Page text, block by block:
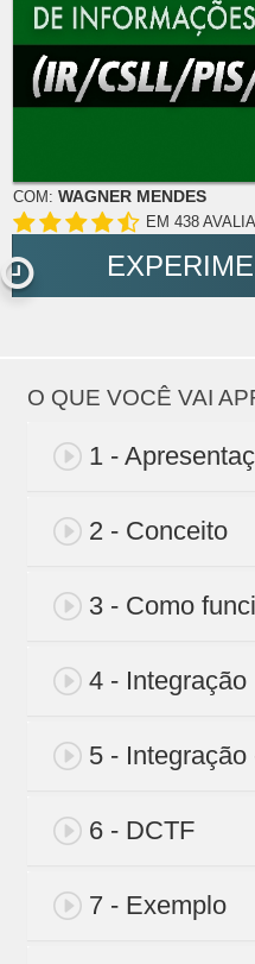
COM: WAGNER MENDES
EM 438
O QUE VOCÊ VAI
1 -
2 - Conceito
3 - Como
4 - Integração
5 - Integração
6 - DCTF
7 - Exemplo